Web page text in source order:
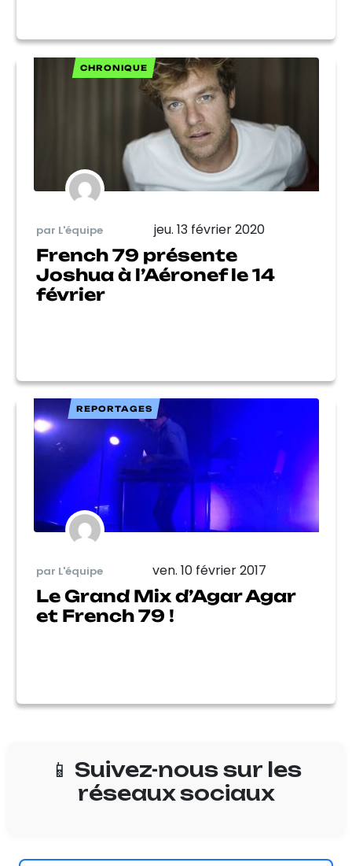
CHRONIQUE
par L'équipe jeu. 13 février 2020
French 79 présente
Joshua à l’Aéronef le 14
février
REPORTAGES
par L'équipe ven. 10 février 2017
Le Grand Mix d’Agar Agar
et French 79 !
📱 Suivez-nous sur les
réseaux sociaux